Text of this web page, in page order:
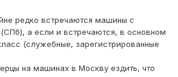
редко встречаются машины с
а если и встречаются, в основном
(служебные, зарегистрированные
на машинах в Москву ездить, что